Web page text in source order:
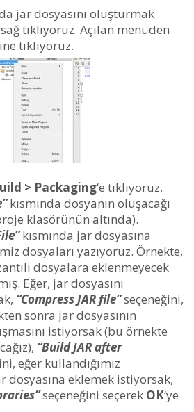
jar dosyasını oluşturmak
tıklıyoruz. Açılan menüden
tıklıyoruz.
> Packaging‘e tıklıyoruz.
kısmında dosyanın oluşacağı
klasörünün altında).
kısmında jar dosyasına
dosyaları yazıyoruz. Örnekte,
dosyalara eklenmeyecek
Eğer, jar dosyasını
“Compress JAR file”seçeneğini,
sonra jar dosyasının
istiyorsak (bu örnekte
“Build JAR after
eğer kullandığımız
eklemek istiyorsak,
seçeneğini seçerek OK‘ye